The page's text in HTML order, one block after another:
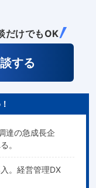
だけでもOK
する
達の急成長企
。
。経営管理DX